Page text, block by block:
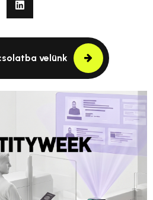
velünk